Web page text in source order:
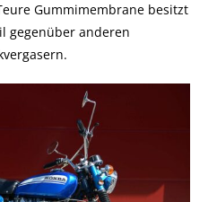
Gummimembrane besitzt
gegenüber anderen